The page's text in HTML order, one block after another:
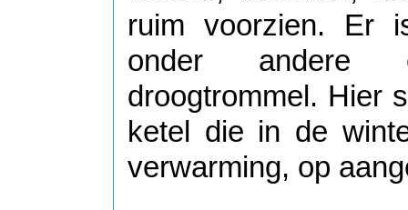
ruim voorzien. Er
onder andere
droogtrommel. Hier
ketel die in de
verwarming, op